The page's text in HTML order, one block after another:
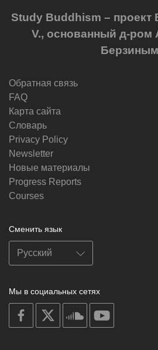
Study Buddhism – проект
V., основанный д-ром
Обратная связь
FAQ
Карта сайта
Словарь
Privacy Policy
Newsletter
Новые материалы
Progress Reports
Courses
Сменить язык
Мы в социальных сетях
on
facebook
soundcloud